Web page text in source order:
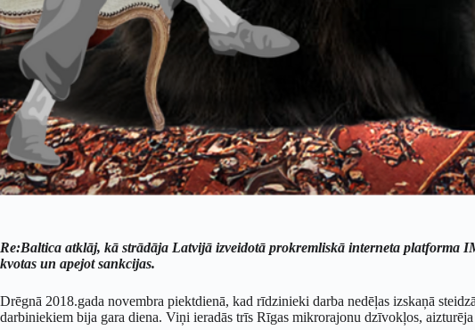
Re:Baltica atklāj, kā strādāja Latvijā izveidotā prokremliskā interneta platforma
kvotas un apejot sankcijas.
Drēgnā 2018.gada novembra piektdienā, kad rīdzinieki darba nedēļas izskaņā
darbiniekiem bija gara diena. Viņi ieradās trīs Rīgas mikrorajonu dzīvokļos,